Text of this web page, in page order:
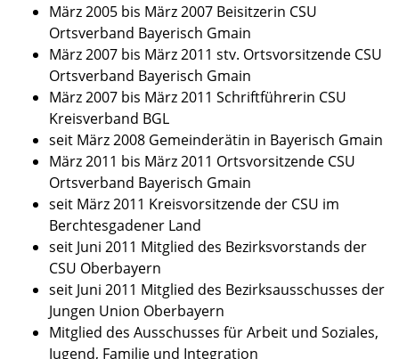
März 2005 bis März 2007 Beisitzerin CSU
Ortsverband Bayerisch Gmain
März 2007 bis März 2011 stv. Ortsvorsitzende CSU
Ortsverband Bayerisch Gmain
März 2007 bis März 2011 Schriftführerin CSU
Kreisverband BGL
seit März 2008 Gemeinderätin in Bayerisch Gmain
März 2011 bis März 2011 Ortsvorsitzende CSU
Ortsverband Bayerisch Gmain
seit März 2011 Kreisvorsitzende der CSU im
Berchtesgadener Land
seit Juni 2011 Mitglied des Bezirksvorstands der
CSU Oberbayern
seit Juni 2011 Mitglied des Bezirksausschusses der
Jungen Union Oberbayern
Mitglied des Ausschusses für Arbeit und Soziales,
Jugend, Familie und Integration